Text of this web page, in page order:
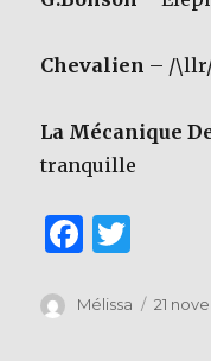
Chevalien – /
La Mécanique
tranquille
F
c
it
Auteur
Mélissa
Publié
21